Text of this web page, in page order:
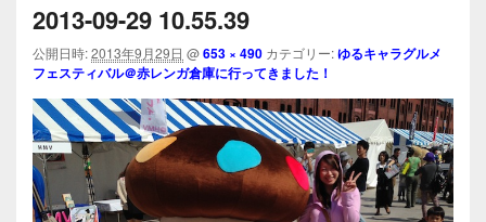
ビ
ー
シ
ョ
ン
2013-09-29 10.55.39
公開日時:2013年9月29日 @653 × 490 カテゴリー:ゆるキャラグルメ
フェスティバル＠赤レンガ倉庫に行ってきました！